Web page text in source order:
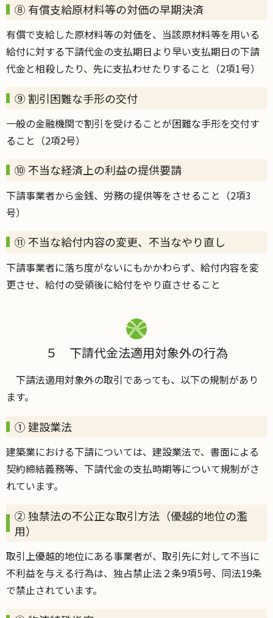
⑧ 有償支給原材料等の対価の早期決済
有償で支給した原材料等の対価を、当該原材料等を用いる
給付に対する下請代金の支払期日より早い支払期日の下請
代金と相殺したり、先に支払わせたりすること（2項1号）
⑨ 割引困難な手形の交付
一般の金融機関で割引を受けることが困難な手形を交付す
ること（2項2号）
⑩ 不当な経済上の利益の提供要請
下請事業者から金銭、労務の提供等をさせること（2項3
号）
⑪ 不当な給付内容の変更、不当なやり直し
下請事業者に落ち度がないにもかかわらず、給付内容を変
更させ、給付の受領後に給付をやり直させること
５ 下請代金法適用対象外の行為
下請法適用対象外の取引であっても、以下の規制があり
ます。
① 建設業法
建築業における下請については、建設業法で、書面による
契約締結義務等、下請代金の支払時期等について規制がさ
れています。
② 独禁法の不公正な取引方法（優越的地位の濫
用）
取引上優越的地位にある事業者が、取引先に対して不当に
不利益を与える行為は、独占禁止法２条9項5号、同法19条
で禁止されています。